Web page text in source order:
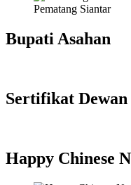
Pematang Siantar
Bupati Asahan
Sertifikat Dewan
Happy Chinese